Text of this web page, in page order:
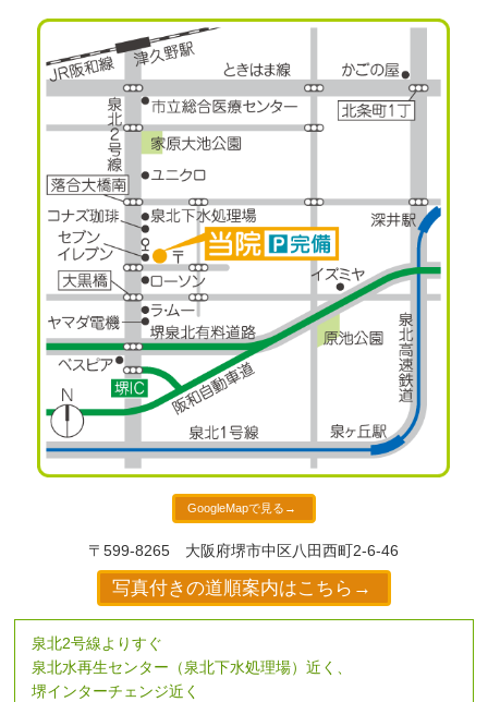
GoogleMapで見る→
〒599-8265 大阪府堺市中区八田西町2-6-46
写真付きの道順案内はこちら→
泉北2号線よりすぐ
泉北水再生センター（泉北下水処理場）近く、
堺インターチェンジ近く